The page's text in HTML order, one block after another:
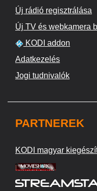
Új rádió regisztrálása
Új TV és webkamera
KODI addon
Adatkezelés
Jogi tudnivalók
PARTNEREK
KODI magyar